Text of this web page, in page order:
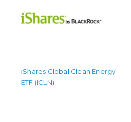
iShares Global Clean Energy
ETF (ICLN)